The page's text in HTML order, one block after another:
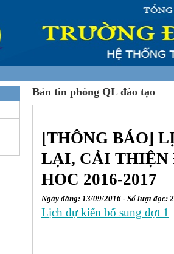
Bản tin phòng QL đào tạo
[THÔNG BÁO]
LẠI, CẢI THIỆN
HOC 2016-2017
Ngày đăng: 13/09/2016 - Số lượt đọc:
Lịch dự kiến bổ sung đợt 1